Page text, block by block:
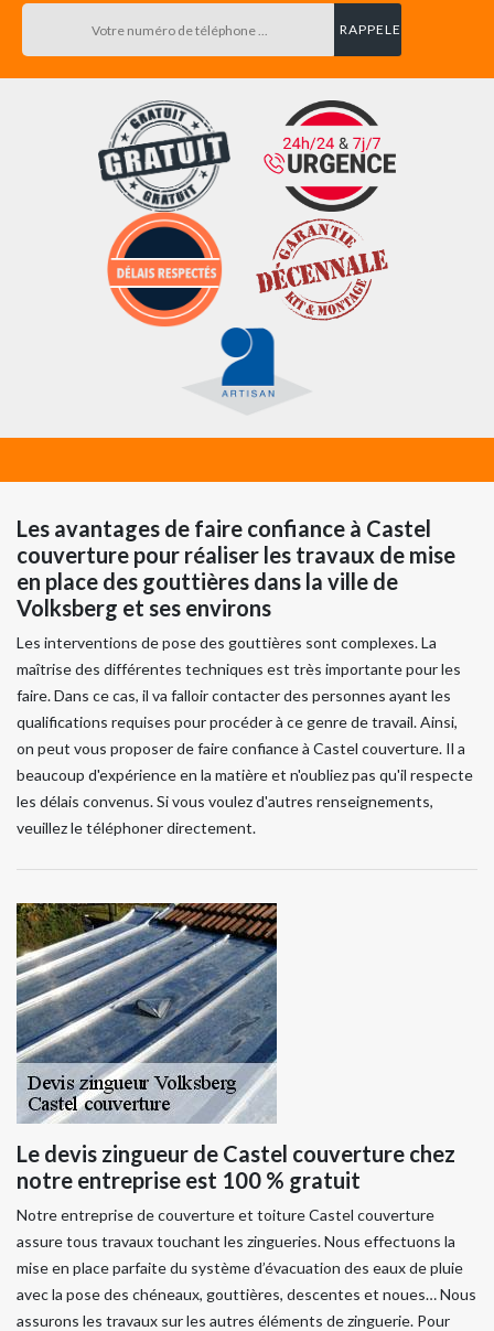
Les avantages de faire confiance à Castel
couverture pour réaliser les travaux de mise
en place des gouttières dans la ville de
Volksberg et ses environs
Les interventions de pose des gouttières sont complexes. La
maîtrise des différentes techniques est très importante pour les
faire. Dans ce cas, il va falloir contacter des personnes ayant les
qualifications requises pour procéder à ce genre de travail. Ainsi,
on peut vous proposer de faire confiance à Castel couverture. Il a
beaucoup d'expérience en la matière et n'oubliez pas qu'il respecte
les délais convenus. Si vous voulez d'autres renseignements,
veuillez le téléphoner directement.
Le devis zingueur de Castel couverture chez
notre entreprise est 100 % gratuit
Notre entreprise de couverture et toiture Castel couverture
assure tous travaux touchant les zingueries. Nous effectuons la
mise en place parfaite du système d’évacuation des eaux de pluie
avec la pose des chéneaux, gouttières, descentes et noues… Nous
assurons les travaux sur les autres éléments de zinguerie. Pour